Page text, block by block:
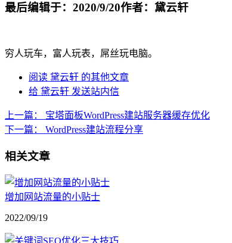
最后编辑于：2020/9/20作者：黛云轩
穷人玩车，富人玩表，屌丝玩电脑。
阅读 黛云轩 的其他文章
给 黛云轩 发送站内信
上一篇：
宝塔面板WordPress建站服务器缓存优化
下一篇：
WordPress建站流程分享
相关文章
增加网站流量的小贴士
2022/09/19